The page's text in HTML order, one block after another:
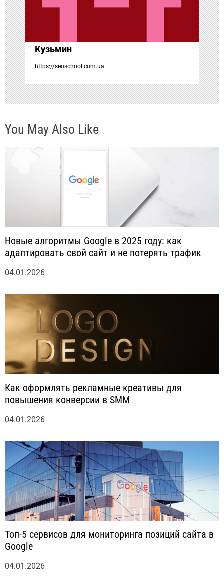
з
а
п
и
с
я
Кузьмин
https://seoschool.com.ua
You May Also Like
Новые алгоритмы Google в 2025 году: как
адаптировать свой сайт и не потерять трафик
04.01.2026
Как оформлять рекламные креативы для
повышения конверсии в SMM
04.01.2026
Топ-5 сервисов для мониторинга позиций сайта в
Google
04.01.2026